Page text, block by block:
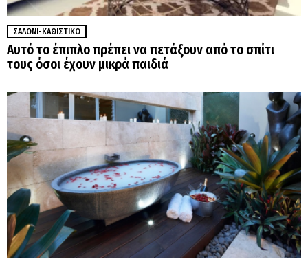
ΣΑΛΌΝΙ-ΚΑΘΙΣΤΙΚΌ
Αυτό το έπιπλο πρέπει να πετάξουν από το σπίτι
τους όσοι έχουν μικρά παιδιά